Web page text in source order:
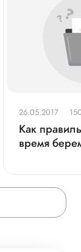
26.05.2017
Как
время